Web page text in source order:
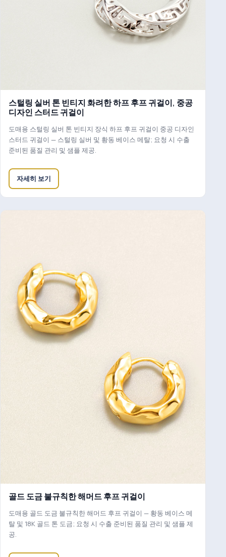
스털링 실버 톤 빈티지 화려한 하프 후프 귀걸이, 중공
디자인 스터드 귀걸이
도매용 스털링 실버 톤 빈티지 장식 하프 후프 귀걸이 중공 디자인
스터드 귀걸이 — 스털링 실버 및 황동 베이스 메탈; 요청 시 수출
준비된 품질 관리 및 샘플 제공.
자세히 보기
골드 도금 불규칙한 해머드 후프 귀걸이
도매용 골드 도금 불규칙한 해머드 후프 귀걸이 — 황동 베이스 메
탈 및 18K 골드 톤 도금; 요청 시 수출 준비된 품질 관리 및 샘플 제
공.